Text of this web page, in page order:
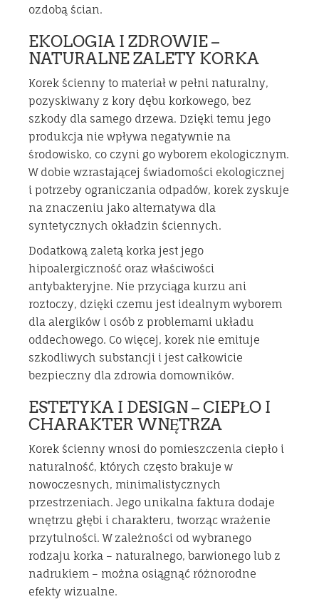
ozdobą ścian.
EKOLOGIA I ZDROWIE –
NATURALNE ZALETY KORKA
Korek ścienny to materiał w pełni naturalny,
pozyskiwany z kory dębu korkowego, bez
szkody dla samego drzewa. Dzięki temu jego
produkcja nie wpływa negatywnie na
środowisko, co czyni go wyborem ekologicznym.
W dobie wzrastającej świadomości ekologicznej
i potrzeby ograniczania odpadów, korek zyskuje
na znaczeniu jako alternatywa dla
syntetycznych okładzin ściennych.
Dodatkową zaletą korka jest jego
hipoalergiczność oraz właściwości
antybakteryjne. Nie przyciąga kurzu ani
roztoczy, dzięki czemu jest idealnym wyborem
dla alergików i osób z problemami układu
oddechowego. Co więcej, korek nie emituje
szkodliwych substancji i jest całkowicie
bezpieczny dla zdrowia domowników.
ESTETYKA I DESIGN – CIEPŁO I
CHARAKTER WNĘTRZA
Korek ścienny wnosi do pomieszczenia ciepło i
naturalność, których często brakuje w
nowoczesnych, minimalistycznych
przestrzeniach. Jego unikalna faktura dodaje
wnętrzu głębi i charakteru, tworząc wrażenie
przytulności. W zależności od wybranego
rodzaju korka – naturalnego, barwionego lub z
nadrukiem – można osiągnąć różnorodne
efekty wizualne.